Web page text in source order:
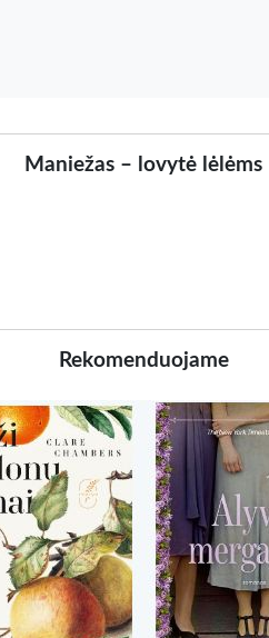
Maniežas – lovytė lėlėms
Rekomenduojame